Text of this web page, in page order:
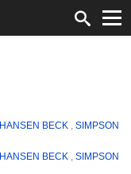
HANSEN BECK , SIMPSON
HANSEN BECK , SIMPSON